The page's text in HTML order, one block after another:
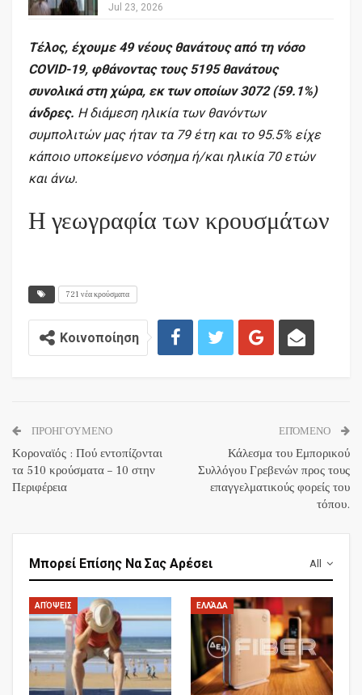
Jul 23, 2026
Τέλος, έχουμε 49 νέους θανάτους από τη νόσο
COVID-19, φθάνοντας τους 5195 θανάτους
συνολικά στη χώρα, εκ των οποίων 3072 (59.1%)
άνδρες. Η διάμεση ηλικία των θανόντων
συμπολιτών μας ήταν τα 79 έτη και το 95.5% είχε
κάποιο υποκείμενο νόσημα ή/και ηλικία 70 ετών
και άνω.
Η γεωγραφία των κρουσμάτων
721 νέα κρούσματα
Κοινοποίηση
ΠΡΟΗΓΟΎΜΕΝΟ
Κοροναϊός : Πού εντοπίζονται
τα 510 κρούσματα – 10 στην
Περιφέρεια
ΕΠΌΜΕΝΟ
Κάλεσμα του Εμπορικού
Συλλόγου Γρεβενών προς τους
επαγγελματικούς φορείς του
τόπου.
All
Μπορεί Επίσης Να Σας Αρέσει
ΑΠΌΨΕΙΣ ΕΛΛΆΔΑ